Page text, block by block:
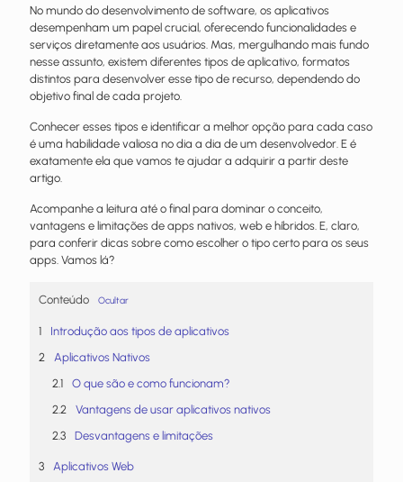
No mundo do desenvolvimento de software, os aplicativos
desempenham um papel crucial, oferecendo funcionalidades e
serviços diretamente aos usuários. Mas, mergulhando mais fundo
nesse assunto, existem diferentes tipos de aplicativo, formatos
distintos para desenvolver esse tipo de recurso, dependendo do
objetivo final de cada projeto.
Conhecer esses tipos e identificar a melhor opção para cada caso
é uma habilidade valiosa no dia a dia de um desenvolvedor. E é
exatamente ela que vamos te ajudar a adquirir a partir deste
artigo.
Acompanhe a leitura até o final para dominar o conceito,
vantagens e limitações de apps nativos, web e híbridos. E, claro,
para conferir dicas sobre como escolher o tipo certo para os seus
apps. Vamos lá?
Conteúdo Ocultar
Introdução aos tipos de aplicativos
Aplicativos Nativos
O que são e como funcionam?
Vantagens de usar aplicativos nativos
Desvantagens e limitações
Aplicativos Web